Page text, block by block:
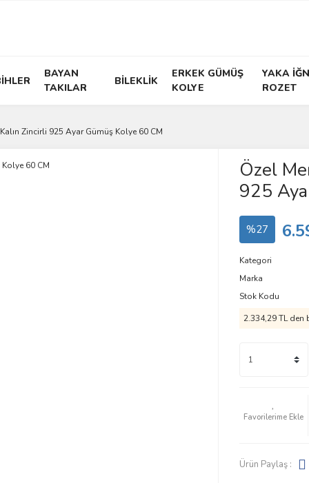
BAYAN
TAKILAR
BİLEKLİK
ERKEK GÜMÜŞ
KOLYE
YAKA
ROZET
Zincirli 925 Ayar Gümüş Kolye 60 CM
Özel
925
%27
Kategori
Marka
Stok Kodu
2.334,29 TL den
Ürün Paylaş :